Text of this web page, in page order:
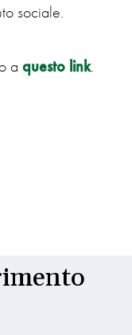
sociale.
a questo link.